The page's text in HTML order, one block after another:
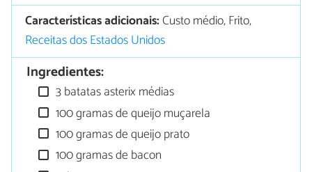
Características adicionais:Custo médio, Frito,
Receitas dos Estados Unidos
Ingredientes:
3 batatas asterix médias
100 gramas de queijo muçarela
100 gramas de queijo prato
100 gramas de bacon